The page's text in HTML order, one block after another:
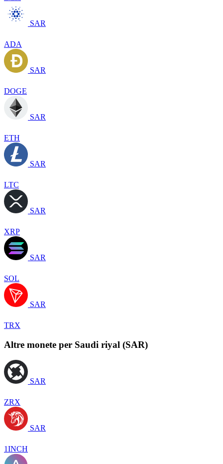
SAR
ADA
SAR
DOGE
SAR
ETH
SAR
LTC
SAR
XRP
SAR
SOL
SAR
TRX
Altre monete per Saudi riyal (SAR)
SAR
ZRX
SAR
1INCH